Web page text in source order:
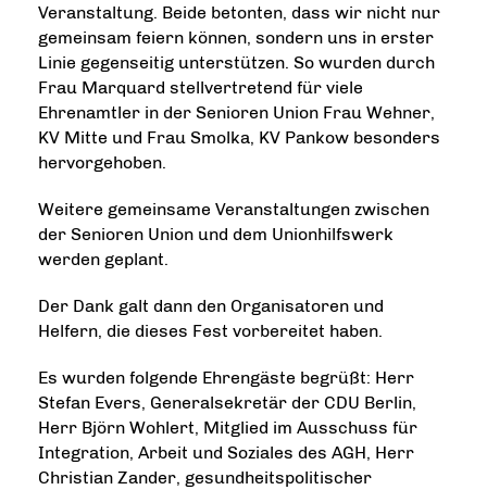
Veranstaltung. Beide betonten, dass wir nicht nur
gemeinsam feiern können, sondern uns in erster
Linie gegenseitig unterstützen. So wurden durch
Frau Marquard stellvertretend für viele
Ehrenamtler in der Senioren Union Frau Wehner,
KV Mitte und Frau Smolka, KV Pankow besonders
hervorgehoben.
Weitere gemeinsame Veranstaltungen zwischen
der Senioren Union und dem Unionhilfswerk
werden geplant.
Der Dank galt dann den Organisatoren und
Helfern, die dieses Fest vorbereitet haben.
Es wurden folgende Ehrengäste begrüßt: Herr
Stefan Evers, Generalsekretär der CDU Berlin,
Herr Björn Wohlert, Mitglied im Ausschuss für
Integration, Arbeit und Soziales des AGH, Herr
Christian Zander, gesundheitspolitischer